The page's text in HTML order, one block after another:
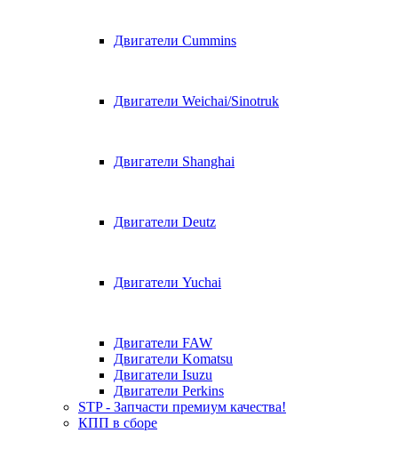
Двигатели Cummins
Двигатели Weichai/Sinotruk
Двигатели Shanghai
Двигатели Deutz
Двигатели Yuchai
Двигатели FAW
Двигатели Komatsu
Двигатели Isuzu
Двигатели Perkins
STP - Запчасти премиум качества!
КПП в сборе